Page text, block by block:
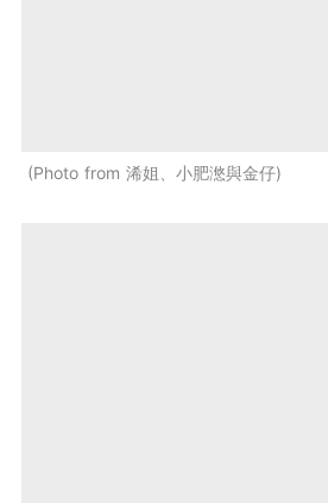
Photo from 浠姐、小肥滺與金仔